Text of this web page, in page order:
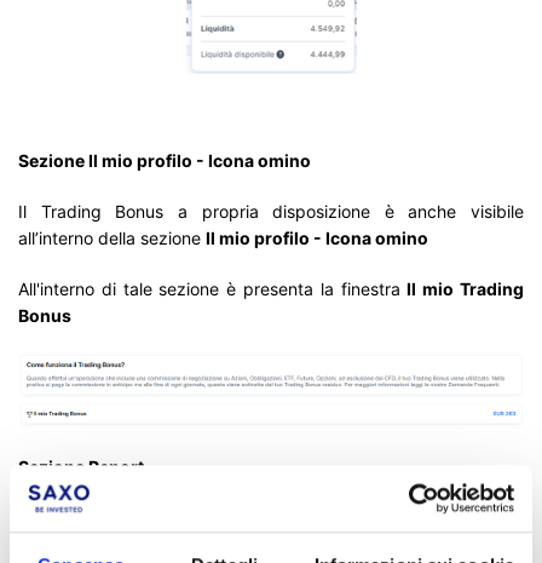
Sezione Il mio profilo - Icona omino
Il Trading Bonus a propria disposizione è anche visibile
all’interno della sezione Il mio profilo - Icona omino
All'interno di tale sezione è presenta la finestraIl mio Trading
Bonus
Sezione Report
Lo stesso Trading Bonus è inoltre riportato all’interno delReport